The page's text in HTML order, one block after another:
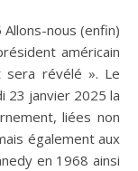
américain
sera révélé ». Le
23 janvier 2025 la
liées non
également aux
en 1968 ainsi